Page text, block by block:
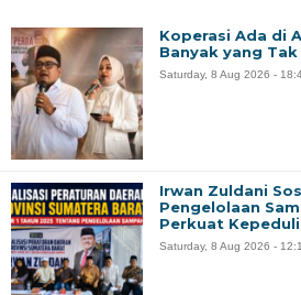
Koperasi Ada di
Banyak yang
Saturday, 8 Aug 2026 -
Irwan Zuldani
Pengelolaan
Perkuat
Saturday, 8 Aug 2026 -